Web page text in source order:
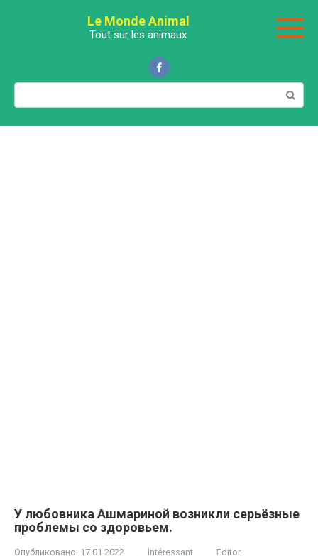
Le Monde Animal
Tout sur les animaux
Поиск:
У любовника Ашмариной возникли серьёзные
проблемы со здоровьем.
Опубликовано: 17.01.2022 Intéressant Editor